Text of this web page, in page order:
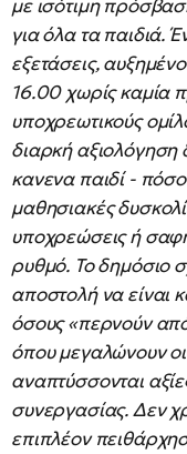
με ισότιμη
για όλα τα παιδιά.
εξετάσεις,
16.00 χωρίς καμία
υποχρεωτικούς
διαρκή αξιολόγηση
κανενα παιδί -
μαθησιακές
υποχρεώσεις ή
ρυθμό. Το δημόσιο
αποστολή να είναι
όσους «περνούν
όπου μεγαλώνουν οι
αναπτύσσονται
συνεργασίας. Δεν
επιπλέον